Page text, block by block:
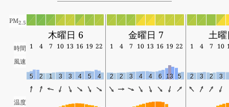
PM2.5
木曜日 6 金曜日 7 土
時間 1 4 7 10 13 16 19 22 1 4 7 10 13 16 19 22 1 4 7 10
風速
5 2 1 3 3 4 5 4 2 2 3 4 4 6 13 5 2 3 2 3
温度